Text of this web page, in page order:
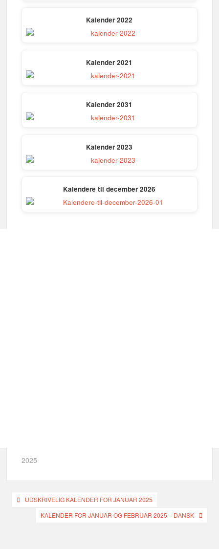
Kalender 2022
Kalender 2021
Kalender 2031
Kalender 2023
Kalendere til december 2026
2025
Indlægsnavigation
UDSKRIVELIG KALENDER FOR JANUAR 2025
KALENDER FOR JANUAR OG FEBRUAR 2025 – DANSK